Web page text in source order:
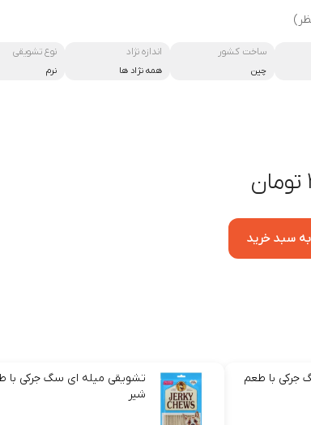
ساخت کشور
چین
اندازه نژاد
همه نژاد ها
نوع تشویقی
نرم
سبد خرید
جرکی با طعم
تشویقی میله ای سگ جرکی با
شیر